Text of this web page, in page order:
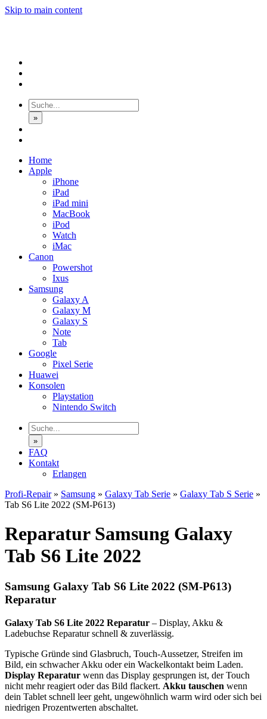
Skip to main content
»
Home
Apple
iPhone
iPad
iPad mini
MacBook
iPod
Watch
iMac
Canon
Powershot
Ixus
Samsung
Galaxy A
Galaxy M
Galaxy S
Note
Tab
Google
Pixel Serie
Huawei
Konsolen
Playstation
Nintendo Switch
»
FAQ
Kontakt
Erlangen
Profi-Repair» Samsung » Galaxy Tab Serie » Galaxy Tab S Serie »
Tab S6 Lite 2022 (SM-P613)
Reparatur Samsung Galaxy
Tab S6 Lite 2022
Samsung Galaxy Tab S6 Lite 2022 (SM-P613)
Reparatur
Galaxy Tab S6 Lite 2022 Reparatur – Display, Akku &
Ladebuchse Reparatur schnell & zuverlässig.
Typische Gründe sind Glasbruch, Touch-Aussetzer, Streifen im
Bild, ein schwacher Akku oder ein Wackelkontakt beim Laden.
Display Reparatur wenn das Display gesprungen ist, der Touch
nicht mehr reagiert oder das Bild flackert. Akku tauschen wenn
dein Tablet schnell leer geht, ungewöhnlich warm wird oder sich bei
niedrigen Prozentwerten abschaltet.